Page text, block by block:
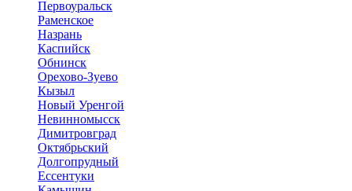
Первоуральск
Раменское
Назрань
Каспийск
Обнинск
Орехово-Зуево
Кызыл
Новый Уренгой
Невинномысск
Димитровград
Октябрьский
Долгопрудный
Ессентуки